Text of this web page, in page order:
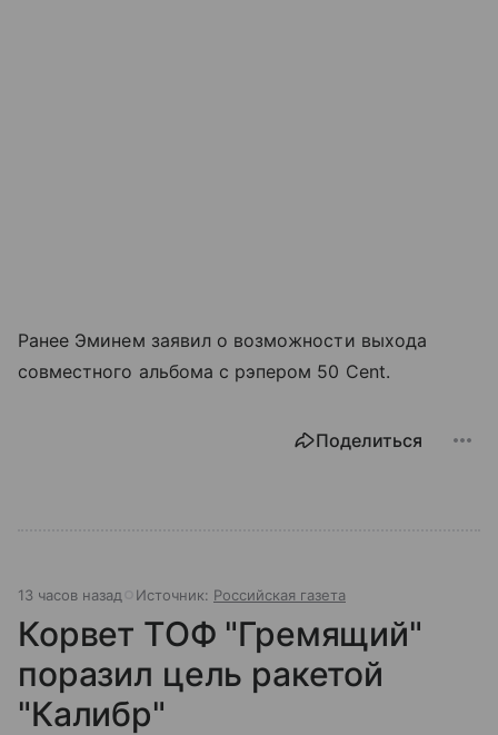
Ранее Эминем заявил о возможности выхода
совместного альбома с рэпером 50 Cent.
Поделиться
13 часов назад Источник: Российская газета
Корвет ТОФ "Гремящий"
поразил цель ракетой
"Калибр"